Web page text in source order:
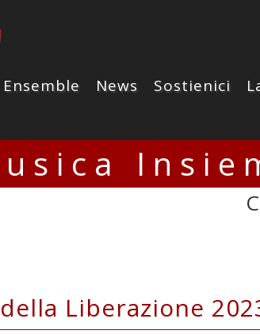
Ensemble News Sostienici
Liberazione